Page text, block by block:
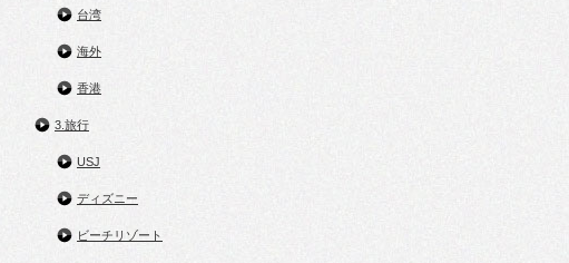
台湾
海外
香港
3.旅行
USJ
ディズニー
ビーチリゾート